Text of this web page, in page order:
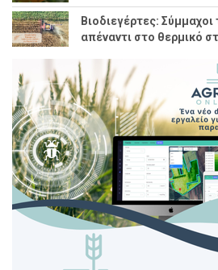
Βιοδιεγέρτες:
απέναντι στο θερμικό